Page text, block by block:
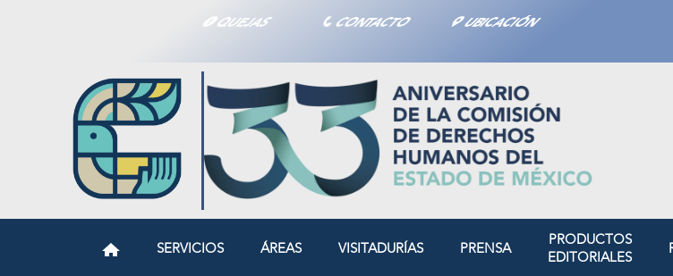
QUEJAS CONTACTO UBICACIÓN
SERVICIOS ÁREAS VISITADURÍAS PRENSA
PRODUCTOS
EDITORIALES